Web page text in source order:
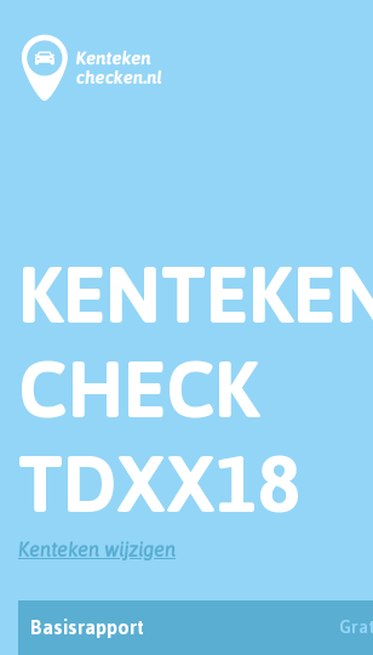
CHECK
TDXX18
Kenteken wijzigen
Basisrapport